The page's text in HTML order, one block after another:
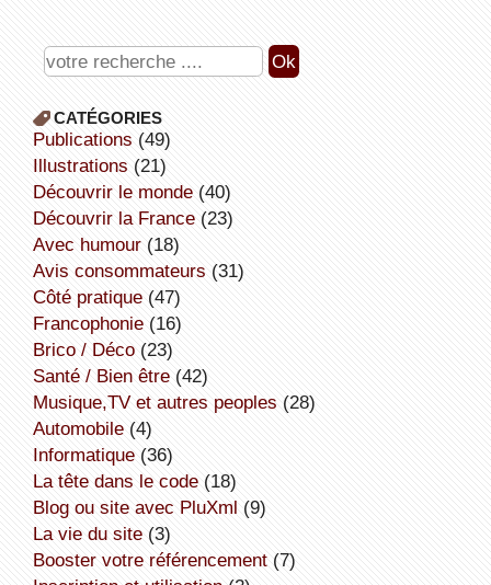
CATÉGORIES
publications (49)
illustrations (21)
découvrir le monde(40)
découvrir la France(23)
avec humour(18)
avis consommateurs (31)
côté pratique(47)
Francophonie(16)
Brico / Déco(23)
Santé / Bien être(42)
Musique,TV et autres peoples (28)
Automobile(4)
informatique(36)
la tête dans le code(18)
Blog ou site avec PluXml (9)
la vie du site(3)
booster votre référencement(7)